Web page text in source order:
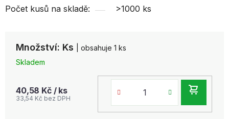
Množství: Ks
| obsahuje 1 ks
Skladem
40,58 Kč / ks
33,54 Kč bez DPH
Počet kusů na skladě:
>1000 ks